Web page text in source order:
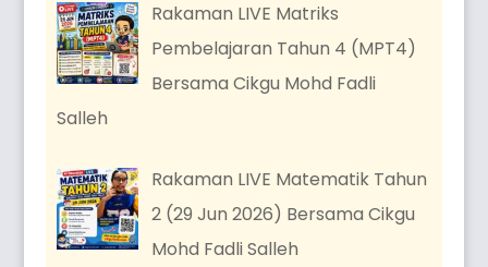
Rakaman LIVE Matriks
Pembelajaran Tahun 4 (MPT4)
Bersama Cikgu Mohd Fadli
Salleh
Rakaman LIVE Matematik Tahun
2 (29 Jun 2026) Bersama Cikgu
Mohd Fadli Salleh